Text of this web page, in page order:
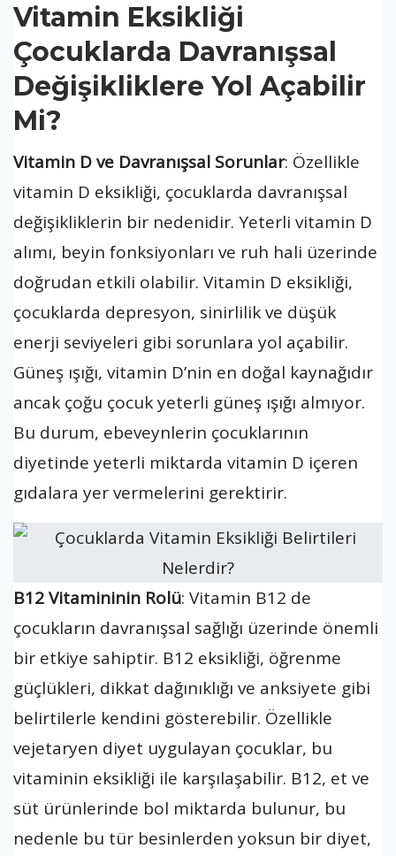
Vitamin Eksikliği
Çocuklarda Davranışsal
Değişikliklere Yol Açabilir
Mi?
Vitamin D ve Davranışsal Sorunlar: Özellikle
vitamin D eksikliği, çocuklarda davranışsal
değişikliklerin bir nedenidir. Yeterli vitamin D
alımı, beyin fonksiyonları ve ruh hali üzerinde
doğrudan etkili olabilir. Vitamin D eksikliği,
çocuklarda depresyon, sinirlilik ve düşük
enerji seviyeleri gibi sorunlara yol açabilir.
Güneş ışığı, vitamin D’nin en doğal kaynağıdır
ancak çoğu çocuk yeterli güneş ışığı almıyor.
Bu durum, ebeveynlerin çocuklarının
diyetinde yeterli miktarda vitamin D içeren
gıdalara yer vermelerini gerektirir.
B12 Vitamininin Rolü: Vitamin B12 de
çocukların davranışsal sağlığı üzerinde önemli
bir etkiye sahiptir. B12 eksikliği, öğrenme
güçlükleri, dikkat dağınıklığı ve anksiyete gibi
belirtilerle kendini gösterebilir. Özellikle
vejetaryen diyet uygulayan çocuklar, bu
vitaminin eksikliği ile karşılaşabilir. B12, et ve
süt ürünlerinde bol miktarda bulunur, bu
nedenle bu tür besinlerden yoksun bir diyet,